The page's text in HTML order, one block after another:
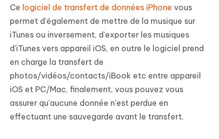
Ce logiciel de transfert de données iPhone vous
permet d'également de mettre de la musique sur
iTunes ou inversement, d'exporter les musiques
d'iTunes vers appareil iOS, en outre le logiciel prend
en charge la transfert de
photos/vidéos/contacts/iBook etc entre appareil
iOS et PC/Mac, finalement, vous pouvez vous
assurer qu'aucune donnée n'est perdue en
effectuant une sauvegarde avant le transfert.